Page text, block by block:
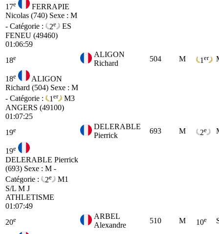
17e
FERRAPIE
Nicolas (740) Sexe : M
- Catégorie :
2e
ES
FENEU (49460)
01:06:59
18e
ALIGON
Richard
504 M 1 er
18e
ALIGON
Richard (504) Sexe : M
- Catégorie :
1 er
M3
ANGERS (49100)
01:07:25
19e
DELERABLE
Pierrick
693 M 2e
19e
DELERABLE Pierrick
(693) Sexe : M -
Catégorie :
2e
M1
S/L M J
ATHLETISME
01:07:49
20e
ARBEL
Alexandre
510 M 10e